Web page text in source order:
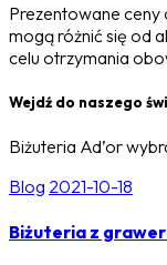
Prezentowane ceny
mogą różnić się od
celu otrzymania
Wejdź do naszego
Biżuteria Ad’or
Blog 2021-10-18
Biżuteria z